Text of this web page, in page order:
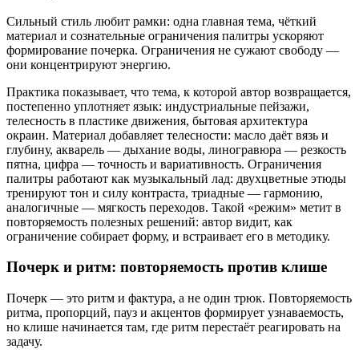
Сильный стиль любит рамки: одна главная тема, чёткий
материал и сознательные ограничения палитры ускоряют
формирование почерка. Ограничения не сужают свободу —
они концентрируют энергию.
Практика показывает, что тема, к которой автор возвращается,
постепенно уплотняет язык: индустриальные пейзажи,
телесность в пластике движения, бытовая архитектура
окраин. Материал добавляет телесности: масло даёт вязь и
глубину, акварель — дыхание воды, линогравюра — резкость
пятна, цифра — точность и вариативность. Ограничения
палитры работают как музыкальный лад: двухцветные этюды
тренируют тон и силу контраста, триадные — гармонию,
аналогичные — мягкость переходов. Такой «режим» метит в
повторяемость полезных решений: автор видит, как
ограничение собирает форму, и встраивает его в методику.
Почерк и ритм: повторяемость против клише
Почерк — это ритм и фактура, а не один трюк. Повторяемость
ритма, пропорций, пауз и акцентов формирует узнаваемость,
но клише начинается там, где ритм перестаёт реагировать на
задачу.